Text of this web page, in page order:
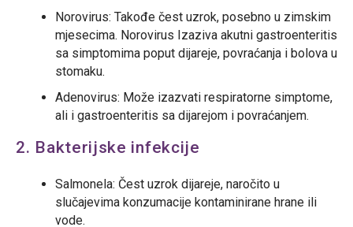
Norovirus: Takođe čest uzrok, posebno u zimskim
mjesecima. Norovirus Izaziva akutni gastroenteritis
sa simptomima poput dijareje, povraćanja i bolova u
stomaku.
Adenovirus: Može izazvati respiratorne simptome,
ali i gastroenteritis sa dijarejom i povraćanjem.
2. Bakterijske infekcije
Salmonela: Čest uzrok dijareje, naročito u
slučajevima konzumacije kontaminirane hrane ili
vode.